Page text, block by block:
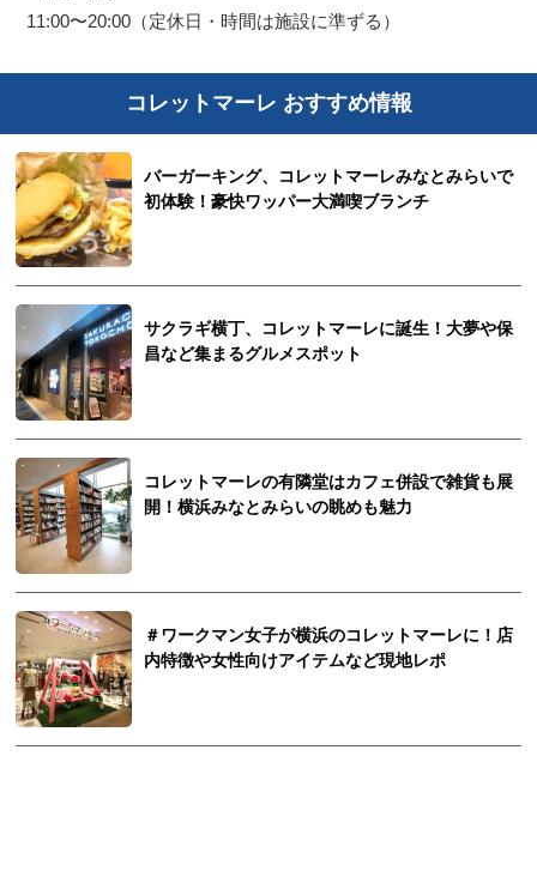
11:00〜20:00（定休日・時間は施設に準ずる）
コレットマーレ おすすめ情報
バーガーキング、コレットマーレみなとみらいで
初体験！豪快ワッパー大満喫ブランチ
サクラギ横丁、コレットマーレに誕生！大夢や保
昌など集まるグルメスポット
コレットマーレの有隣堂はカフェ併設で雑貨も展
開！横浜みなとみらいの眺めも魅力
＃ワークマン女子が横浜のコレットマーレに！店
内特徴や女性向けアイテムなど現地レポ